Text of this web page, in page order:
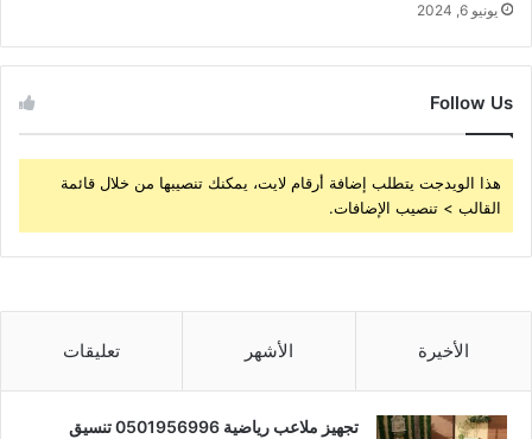
يونيو 6, 2024
Follow Us
هذا الويدجت يتطلب إضافة أرقام لايت، يمكنك تنصيبها من خلال قائمة
القالب > تنصيب الإضافات.
الأخيرة الأشهر تعليقات
تجهيز ملاعب رياضية 0501956996 تنسيق